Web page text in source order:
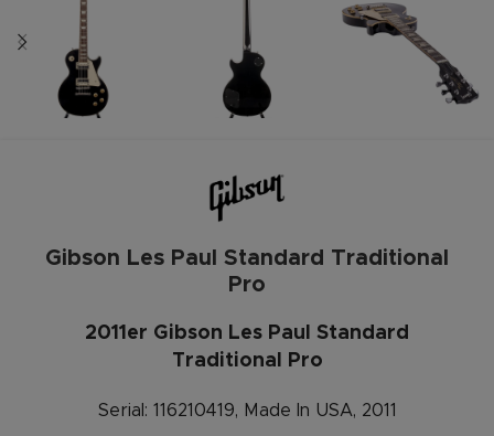
Gibson Les Paul Standard Traditional
Pro
2011er Gibson Les Paul Standard
Traditional Pro
Serial: 116210419, Made In USA, 2011